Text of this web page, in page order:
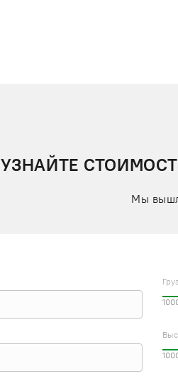
УЗНАЙТЕ
Мы